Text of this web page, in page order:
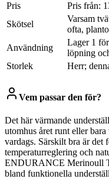
Pris
Pris från:
Skötsel
Varsam
ofta,
Användning
Lager 1
löpning
Storlek
Herr;
Vem passar den för?
Det här värmande
utomhus året runt eller
vardags. Särskilt bra är
temperaturreglering och
ENDURANCE Merinoull
bland funktionella